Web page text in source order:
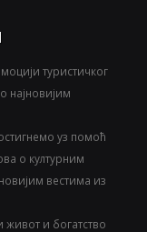
туристичког
најновијим
уз помоћ
о културним
вестима из
живот и богатство